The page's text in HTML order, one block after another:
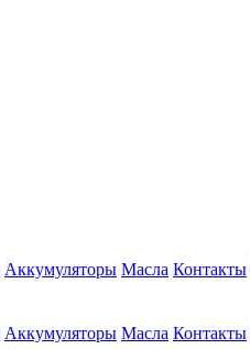
Аккумуляторы Масла Контакты
Аккумуляторы Масла Контакты